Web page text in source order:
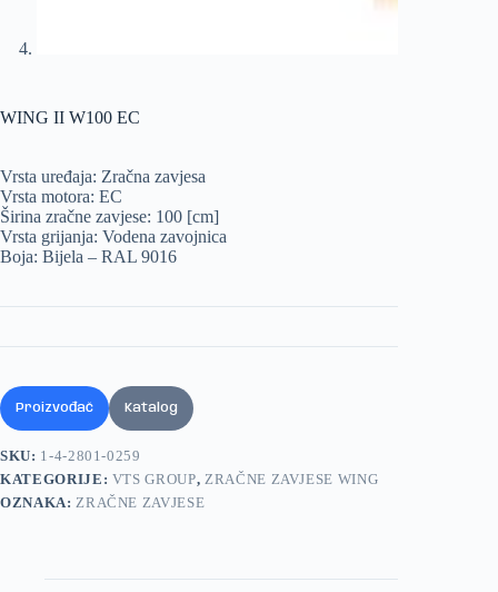
WING II W100 EC
Vrsta uređaja: Zračna zavjesa
Vrsta motora: EC
Širina zračne zavjese: 100 [cm]
Vrsta grijanja: Vodena zavojnica
Boja: Bijela – RAL 9016
Proizvođač Katalog
SKU: 1-4-2801-0259
KATEGORIJE: VTS GROUP, ZRAČNE ZAVJESE WING
OZNAKA: ZRAČNE ZAVJESE